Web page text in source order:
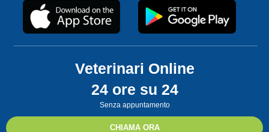
Veterinari Online
24 ore su 24
Senza appuntamento
CHIAMA ORA